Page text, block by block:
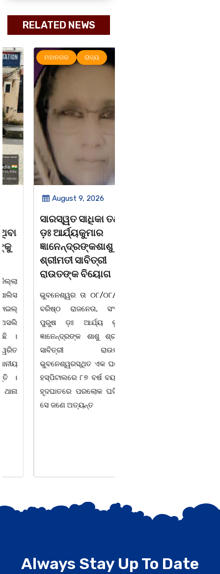
RELATED NEWS
ମହାନଗର ରାଜ୍ୟ
August 9, 2026
ସାରସ୍ୱତ ସାଧିକା ତଥା
ଡ଼ଃ ଆର୍ଯ୍ୟକୁମାର
ଜ୍ଞାନେନ୍ଦ୍ରଙ୍କଶାଶୁ
ଶ୍ରୀମତୀ ସାବିତ୍ରୀ
ରାଉତଙ୍କ ବିୟୋଗ
ଭୁବନେଶ୍ୱର ତା ୦୮/୦୮/୨୬ :
ବରିଷ୍ଠ ରାଜନେତା, ସଂସ୍କୃତି
ପୁରୁଷ ଡ଼ଃ ଆର୍ଯ୍ୟ କୁମାର
ଜ୍ଞାନେନ୍ଦ୍ରଙ୍କ ଶାଶୁ ଶ୍ରୀମତୀ
ସାବିତ୍ରୀ ରାଉତଙ୍କ
ଭୁବନେଶ୍ୱରସ୍ଥିତ ଏକ ଘରୋଇ
ହସ୍ପିଟାଲରେ ୮୭ ବର୍ଷ ବୟସରେ
ହୃଦଘାତରେ ପରଲୋକ ଘଟିଛି ।
ସେ ଜଣେ ଅତ୍ୟନ୍ତ
Always Stay Up To Date